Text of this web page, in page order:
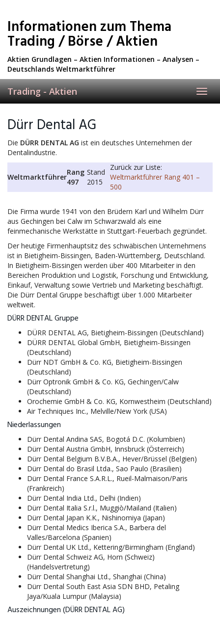
main
content
Informationen zum Thema
Trading / Börse / Aktien
Aktien Grundlagen – Aktien Informationen – Analysen –
Deutschlands Weltmarktführer
Trading - Aktien
Dürr Dental AG
Die DÜRR DENTAL AG ist ein deutsches Unternehmen der
Dentalindustrie.
Weltmarktführer
Rang
497
Stand
2015
Zurück zur Liste:
Weltmarktführer Rang 401 –
500
Die Firma wurde 1941 von den Brüdern Karl und Wilhelm Dürr
aus Gechingen bei Calw im Schwarzwald als eine
feinmechanische Werkstätte in Stuttgart-Feuerbach gegründet.
Der heutige Firmenhauptsitz des schwäbischen Unternehmens
ist in Bietigheim-Bissingen, Baden-Württemberg, Deutschland.
In Bietigheim-Bissingen werden über 400 Mitarbeiter in den
Bereichen Produktion und Logistik, Forschung und Entwicklung,
Einkauf, Verwaltung sowie Vertrieb und Marketing beschäftigt.
Die Dürr Dental Gruppe beschäftigt über 1.000 Mitarbeiter
weltweit.
DÜRR DENTAL Gruppe
DÜRR DENTAL AG, Bietigheim-Bissingen (Deutschland)
DÜRR DENTAL Global GmbH, Bietigheim-Bissingen
(Deutschland)
Dürr NDT GmbH & Co. KG, Bietigheim-Bissingen
(Deutschland)
Dürr Optronik GmbH & Co. KG, Gechingen/Calw
(Deutschland)
Orochemie GmbH & Co. KG, Kornwestheim (Deutschland)
Air Techniques Inc., Melville/New York (USA)
Niederlassungen
Dürr Dental Andina SAS, Bogotá D.C. (Kolumbien)
Dürr Dental Austria GmbH, Innsbruck (Österreich)
Dürr Dental Belgium B.V.B.A., Hever/Brüssel (Belgien)
Dürr Dental do Brasil Ltda., Sao Paulo (Brasilien)
Dürr Dental France S.A.R.L., Rueil-Malmaison/Paris
(Frankreich)
Dürr Dental India Ltd., Delhi (Indien)
Dürr Dental Italia S.r.l., Muggiò/Mailand (Italien)
Dürr Dental Japan K.K., Nishinomiya (Japan)
Dürr Dental Medics Iberica S.A., Barbera del
Valles/Barcelona (Spanien)
Dürr Dental UK Ltd., Kettering/Birmingham (England)
Dürr Dental Schweiz AG, Horn (Schweiz)
(Handelsvertretung)
Dürr Dental Shanghai Ltd., Shanghai (China)
Dürr Dental South East Asia SDN BHD, Petaling
Jaya/Kuala Lumpur (Malaysia)
Auszeichnungen (DÜRR DENTAL AG)